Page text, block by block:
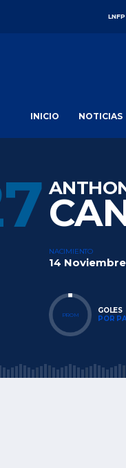
INICIO NOTICIAS
NACIMIENTO
14
PROM
GOLES
POR